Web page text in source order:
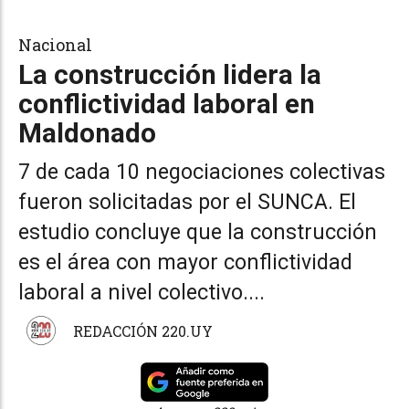
La construcción lidera la
conflictividad laboral en
Maldonado
7 de cada 10 negociaciones colectivas
fueron solicitadas por el SUNCA. El
estudio concluye que la construcción
es el área con mayor conflictividad
laboral a nivel colectivo....
Nacional
REDACCIÓN 220.UY